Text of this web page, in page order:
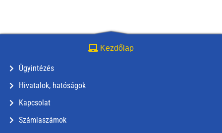
Kezdőlap
Ügyintézés
Hivatalok, hatóságok
Kapcsolat
Számlaszámok